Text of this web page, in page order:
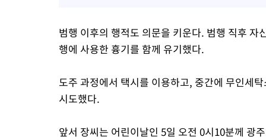
범행 이후의 행적도 의문을 키운다. 범행 직후
행에 사용한 흉기를 함께 유기했다.
도주 과정에서 택시를 이용하고, 중간에 무인세
시도했다.
앞서 장씨는 어린이날인 5일 오전 0시10분께 광